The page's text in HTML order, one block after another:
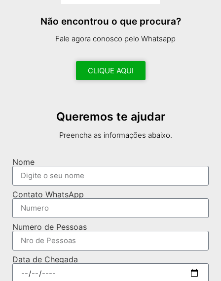
Não encontrou o que procura?
Fale agora conosco pelo Whatsapp
CLIQUE AQUI
Queremos te ajudar
Preencha as informações abaixo.
Nome
Contato WhatsApp
Numero de Pessoas
Data de Chegada